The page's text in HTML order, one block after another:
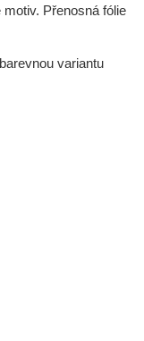
Přenosná fólie
variantu